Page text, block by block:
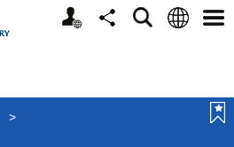
个
分
搜
语
选
>